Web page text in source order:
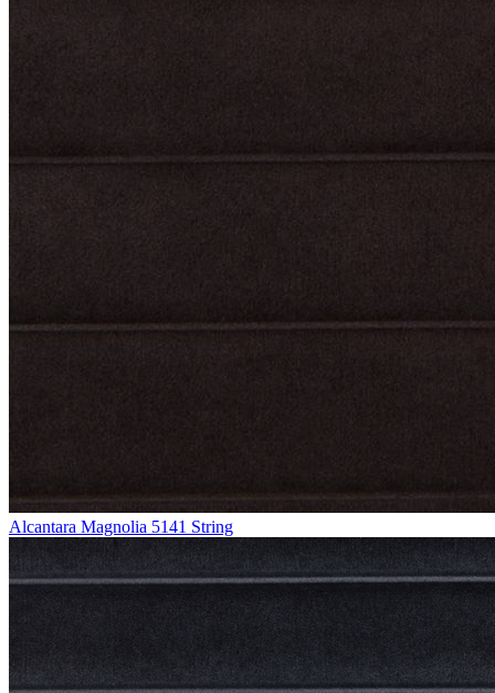
Alcantara Magnolia 5141 String